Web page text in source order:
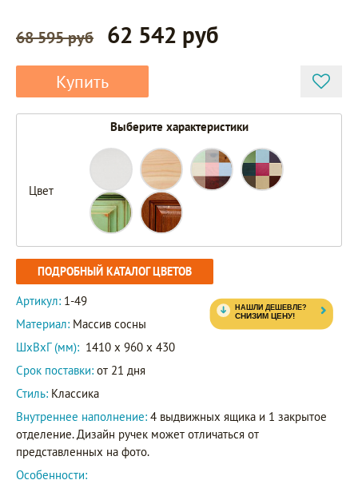
68 595 руб 62 542 руб
Купить
Выберите характеристики
Цвет
ПОДРОБНЫЙ КАТАЛОГ ЦВЕТОВ
Артикул: 1-49
Материал: Массив сосны
ШxВxГ (мм): 1410 x 960 x 430
Срок поставки: от 21 дня
Стиль: Классика
Внутреннее наполнение: 4 выдвижных ящика и 1 закрытое
отделение. Дизайн ручек может отличаться от
представленных на фото.
Особенности: